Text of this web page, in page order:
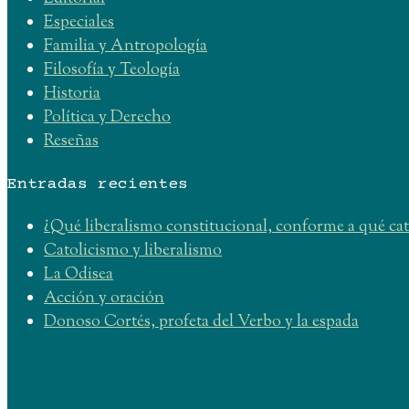
Especiales
Familia y Antropología
Filosofía y Teología
Historia
Política y Derecho
Reseñas
Entradas recientes
¿Qué liberalismo constitucional, conforme a qué
Catolicismo y liberalismo
La Odisea
Acción y oración
Donoso Cortés, profeta del Verbo y la espada